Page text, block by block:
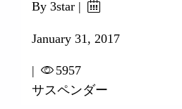
By 3star |
January 31, 2017
|
5957
サスペンダー